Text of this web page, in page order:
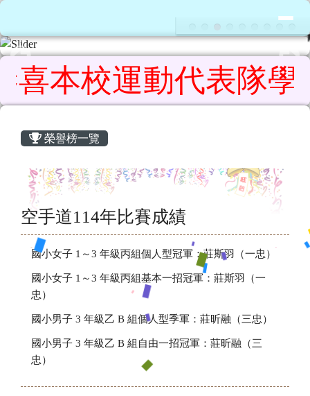
跳至主內容區
花蓮縣鳳林鎮鳳林國民小學
導覽列
本校運動代表隊學
榮譽榜一覽
空手道114年比賽成績
國小女子 1～3 年級丙組個人型冠軍：莊斯羽（一忠）
國小女子 1～3 年級丙組基本一招冠軍：莊斯羽（一
忠）
國小男子 3 年級乙 B 組個人型季軍：莊昕融（三忠）
國小男子 3 年級乙 B 組自由一招冠軍：莊昕融（三
忠）
頁尾區域